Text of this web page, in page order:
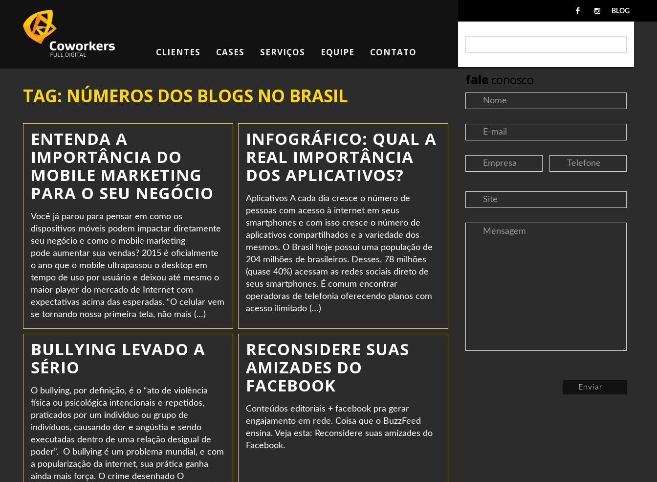
BLOG
CLIENTES CASES SERVIÇOS EQUIPE CONTATO
fale conosco
Enviar
TAG: NÚMEROS DOS BLOGS NO BRASIL
ENTENDA A
IMPORTÂNCIA DO
MOBILE MARKETING
PARA O SEU NEGÓCIO
Você já parou para pensar em como os
dispositivos móveis podem impactar diretamente
seu negócio e como o mobile marketing
pode aumentar sua vendas? 2015 é oficialmente
o ano que o mobile ultrapassou o desktop em
tempo de uso por usuário e deixou até mesmo o
maior player do mercado de Internet com
expectativas acima das esperadas. “O celular vem
se tornando nossa primeira tela, não mais (…)
INFOGRÁFICO: QUAL A
REAL IMPORTÂNCIA
DOS APLICATIVOS?
Aplicativos A cada dia cresce o número de
pessoas com acesso à internet em seus
smartphones e com isso cresce o número de
aplicativos compartilhados e a variedade dos
mesmos. O Brasil hoje possui uma população de
204 milhões de brasileiros. Desses, 78 milhões
(quase 40%) acessam as redes sociais direto de
seus smartphones. É comum encontrar
operadoras de telefonia oferecendo planos com
acesso ilimitado (…)
BULLYING LEVADO A
SÉRIO
O bullying, por definição, é o “ato de violência
física ou psicológica intencionais e repetidos,
praticados por um indivíduo ou grupo de
indivíduos, causando dor e angústia e sendo
executadas dentro de uma relação desigual de
poder”. O bullying é um problema mundial, e com
a popularização da internet, sua prática ganha
ainda mais força. O crime desenhado O
RECONSIDERE SUAS
AMIZADES DO
FACEBOOK
Conteúdos editoriais + facebook pra gerar
engajamento em rede. Coisa que o BuzzFeed
ensina. Veja esta: Reconsidere suas amizades do
Facebook.